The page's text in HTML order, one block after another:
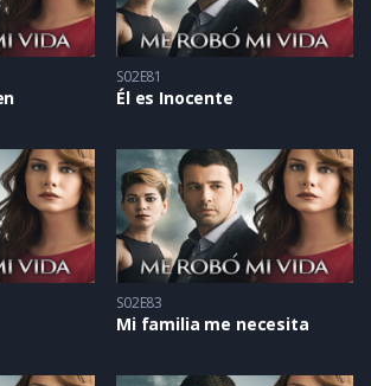
S02E81
Él es Inocente
S02E83
Mi familia me necesita